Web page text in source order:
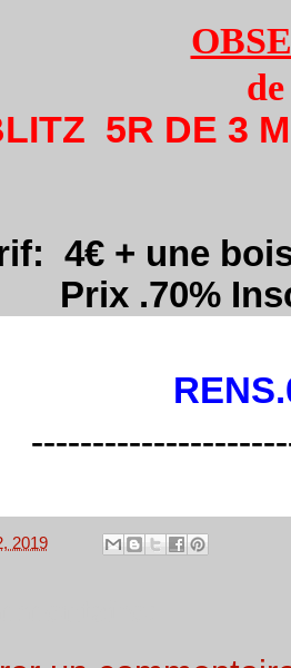
5R DE 3
4€+ une
.70%
2019